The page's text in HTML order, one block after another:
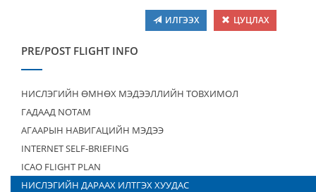
ИЛГЭЭХ ЦУЦЛАХ
PRE/POST FLIGHT INFO
НИСЛЭГИЙН ӨМНӨХ МЭДЭЭЛЛИЙН ТОВХИМОЛ
ГАДААД NOTAM
АГААРЫН НАВИГАЦИЙН МЭДЭЭ
INTERNET SELF-BRIEFING
ICAO FLIGHT PLAN
НИСЛЭГИЙН ДАРААХ ИЛТГЭХ ХУУДАС